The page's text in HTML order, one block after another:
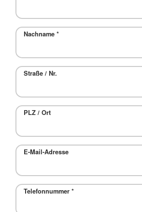
Nachname *
Straße / Nr.
PLZ / Ort
E-Mail-Adresse
Telefonnummer *